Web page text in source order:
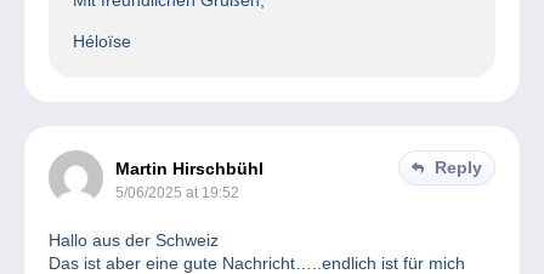
Héloïse
Martin Hirschbühl
5/06/2025 at 19:52
Reply
Hallo aus der Schweiz
Das ist aber eine gute Nachricht…..endlich ist für mich